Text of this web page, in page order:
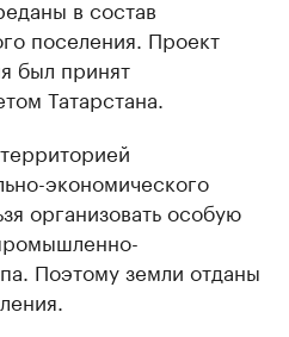
в состав
поселения. Проект
был принят
Татарстана.
экономического
организовать особую
Поэтому земли отданы